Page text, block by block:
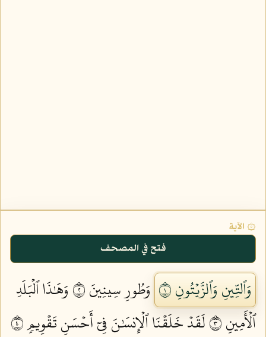
۞ الآية
فتح في المصحف
وَٱلتِّينِ وَٱلزَّيۡتُونِ ١ وَطُورِ سِينِينَ ٢
وَهَٰذَا ٱلۡبَلَدِ
ٱلۡأَمِينِ ٣
لَقَدۡ خَلَقۡنَا ٱلۡإِنسَٰنَ فِيٓ أَحۡسَنِ تَقۡوِيمٖ ٤